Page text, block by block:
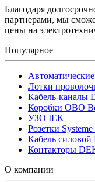
Благодаря
партнерами, мы
цены на
Популярное
Лотки
Кабель-каналы
Коробки OBO
УЗО IEK
Розетки
Кабель силовой
Контакторы
О компании